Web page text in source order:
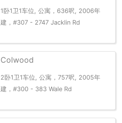
1卧1卫1车位, 公寓，636呎, 2006年
建，#307 - 2747 Jacklin Rd
Colwood
2卧1卫1车位, 公寓，757呎, 2005年
建，#300 - 383 Wale Rd